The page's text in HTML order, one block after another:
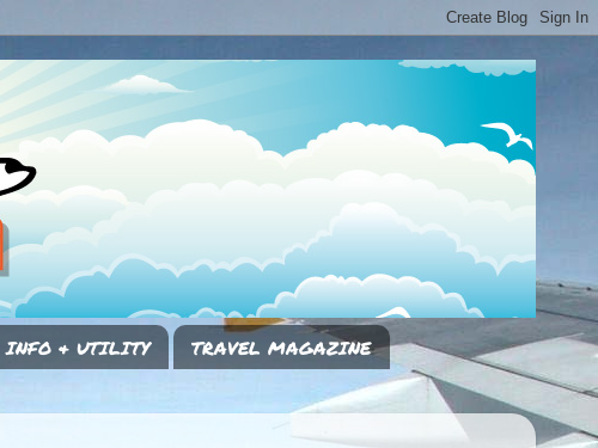
INFO & UTILITY
TRAVEL MAGAZINE